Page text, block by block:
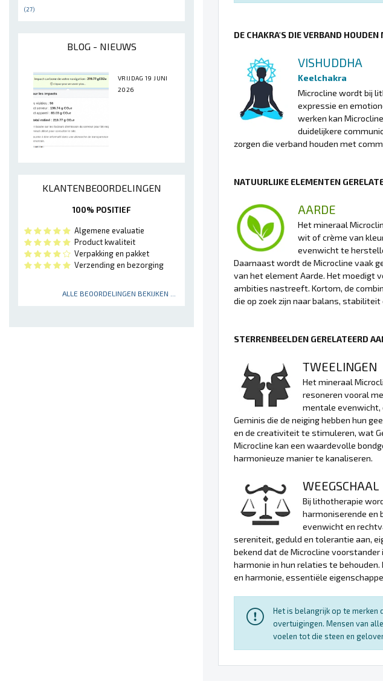
(27)
BLOG - NIEUWS
VRIJDAG 19 JUNI
2026
KLANTENBEOORDELINGEN
100% POSITIEF
Algemene evaluatie
Product kwaliteit
Verpakking en pakket
Verzending en bezorging
ALLE BEOORDELINGEN BEKIJKEN ...
DE CHAKRA'S DIE VERBAND
VISHUDDHA
Keelchakra
Microcline wordt bij
expressie en
werken kan
duidelijkere
zorgen die verband houden met
NATUURLIJKE ELEMENTEN
AARDE
Het mineraal
wit of crème van
evenwicht te
Daarnaast wordt de Microcline vaak
van het element Aarde. Het moedigt
ambities nastreeft. Kortom, de
die op zoek zijn naar balans,
STERRENBEELDEN GERELATEERD
TWEELINGEN
Het mineraal
resoneren vooral
mentale evenwicht,
Geminis die de neiging hebben hun
en de creativiteit te stimuleren, wat
Microcline kan een waardevolle
harmonieuze manier te kanaliseren.
WEEGSCHAAL
Bij lithotherapie
harmoniserende en
evenwicht en
sereniteit, geduld en tolerantie aan,
bekend dat de Microcline
harmonie in hun relaties te
en harmonie, essentiële
Het is belangrijk op te
overtuigingen. Mensen van
voelen tot die steen en